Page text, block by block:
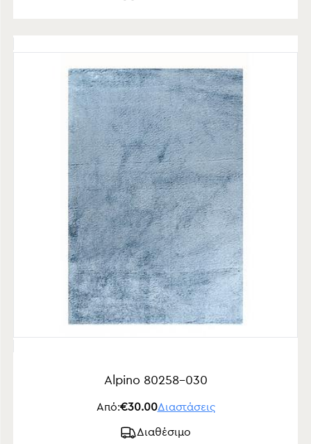
Alpino 80258-030
Από:€30.00Διαστάσεις
Διαθέσιμο